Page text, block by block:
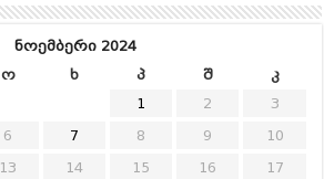
ნოემბერი 2024
ო ხ პ შ
კ
1
2
3
6 7 8 9
10
13 14 15 16 17